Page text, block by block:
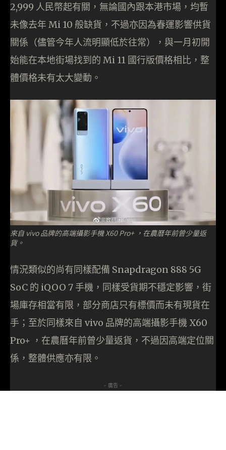
2,999 人民幣起有關，無論國內跟本港市場，均暫
未像去年 Mi 10 般缺貨，不過亦因為春運影響供貨
關係（儘管今年人流明顯低於往常），與一月初開
始能在本地街場找到的 Mi 11 國行版價格相比，整
體價格未有太大變動。
來自 vivo 品牌的高端攝影手機 X60 Pro+ ，在農曆年前曾少量返
貨。
情況類似的尚有同樣配備 Snapdragon 888 5G
SoC 的 iQOO 7 手機，同樣受貨期不穩定影響，街
場庫存相當有限，部分商店只有標價而未有現貨在
手；至於同樣來自 vivo 品牌的高端攝影手機 X60
Pro+ ，在農曆年前曾少量返貨，不過因高端定位關
係，整體供應亦有限。
- 廣告 -